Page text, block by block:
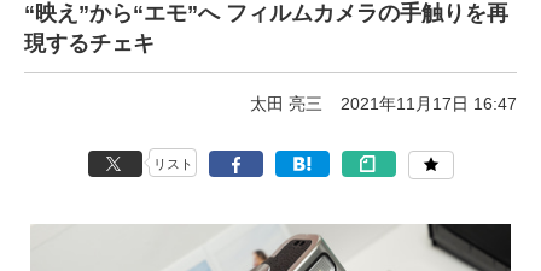
“映え”から“エモ”へ フィルムカメラの手触りを再
現するチェキ
太田 亮三 2021年11月17日 16:47
リスト